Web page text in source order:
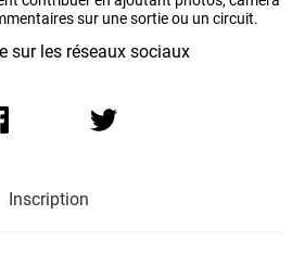
sur une sortie ou un circuit.
sur les réseaux sociaux
Inscription